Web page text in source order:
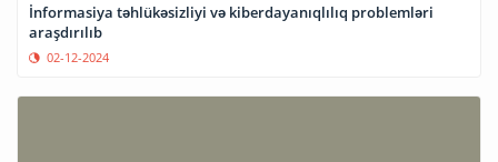
İnformasiya təhlükəsizliyi və kiberdayanıqlılıq problemləri
araşdırılıb
02-12-2024